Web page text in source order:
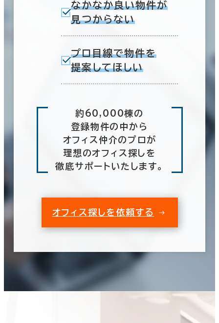
なかなか良い物件が
見つからない
プロ目線で物件を
提案してほしい
約60,000棟の
登録物件の中から
オフィス仲介のプロが
理想のオフィス探しを
徹底サポートいたします。
オフィス探しを依頼する